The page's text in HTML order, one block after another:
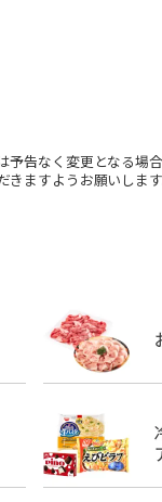
告なく変更となる場
ますようお願いします